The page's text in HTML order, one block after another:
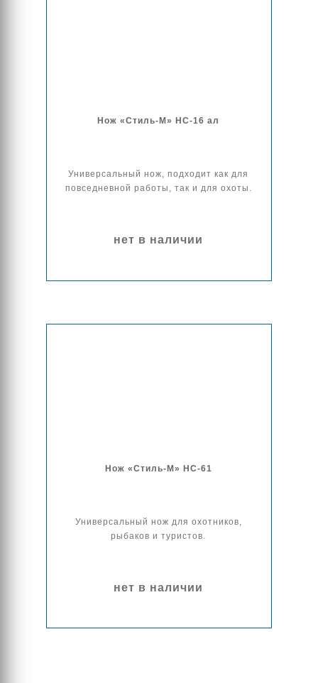
Нож «Стиль-М» НС-16 ал
Универсальный нож, подходит как для
повседневной работы, так и для охоты.
нет в наличии
Нож «Стиль-М» НС-61
Универсальный нож для охотников,
рыбаков и туристов.
нет в наличии